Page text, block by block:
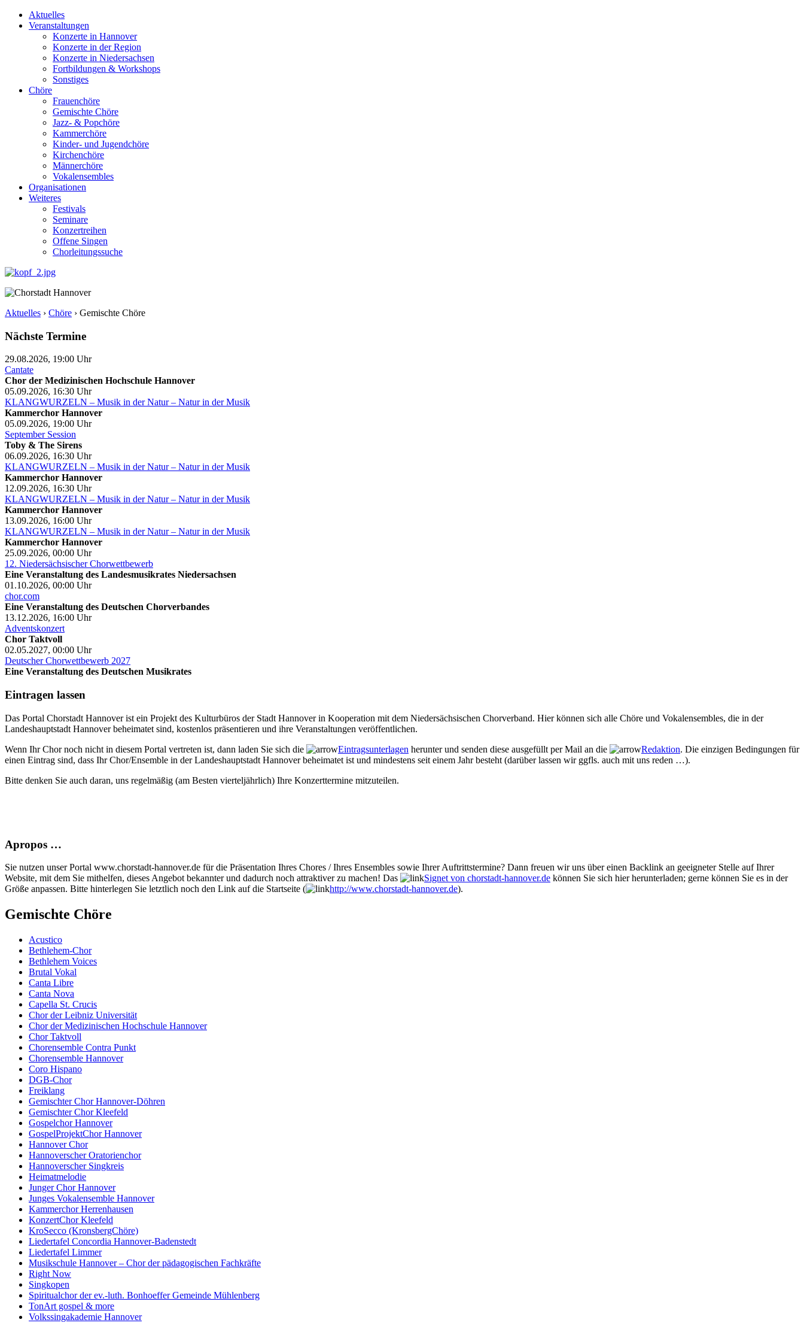
Aktuelles
Veranstaltungen
Konzerte in Hannover
Konzerte in der Region
Konzerte in Niedersachsen
Fortbildungen & Workshops
Sonstiges
Chöre
Frauenchöre
Gemischte Chöre
Jazz- & Popchöre
Kammerchöre
Kinder- und Jugendchöre
Kirchenchöre
Männerchöre
Vokalensembles
Organisationen
Weiteres
Festivals
Seminare
Konzertreihen
Offene Singen
Chorleitungssuche
Aktuelles › Chöre › Gemischte Chöre
Nächste Termine
29.08.2026, 19:00 Uhr
Cantate
Chor der Medizinischen Hochschule Hannover
05.09.2026, 16:30 Uhr
KLANGWURZELN – Musik in der Natur – Natur in der Musik
Kammerchor Hannover
05.09.2026, 19:00 Uhr
September Session
Toby & The Sirens
06.09.2026, 16:30 Uhr
KLANGWURZELN – Musik in der Natur – Natur in der Musik
Kammerchor Hannover
12.09.2026, 16:30 Uhr
KLANGWURZELN – Musik in der Natur – Natur in der Musik
Kammerchor Hannover
13.09.2026, 16:00 Uhr
KLANGWURZELN – Musik in der Natur – Natur in der Musik
Kammerchor Hannover
25.09.2026, 00:00 Uhr
12. Niedersächsischer Chorwettbewerb
Eine Veranstaltung des Landesmusikrates Niedersachsen
01.10.2026, 00:00 Uhr
chor.com
Eine Veranstaltung des Deutschen Chorverbandes
13.12.2026, 16:00 Uhr
Adventskonzert
Chor Taktvoll
02.05.2027, 00:00 Uhr
Deutscher Chorwettbewerb 2027
Eine Veranstaltung des Deutschen Musikrates
Eintragen lassen
Das Portal Chorstadt Hannover ist ein Projekt des Kulturbüros der Stadt Hannover in Kooperation mit dem Niedersächsischen Chorverband. Hier können sich alle Chöre und Vokalensembles, die in der
Landeshauptstadt Hannover beheimatet sind, kostenlos präsentieren und ihre Veranstaltungen veröffentlichen.
Wenn Ihr Chor noch nicht in diesem Portal vertreten ist, dann laden Sie sich die
Eintragsunterlagen herunter und senden diese ausgefüllt per Mail an die Redaktion. Die einzigen Bedingungen für
einen Eintrag sind, dass Ihr Chor/Ensemble in der Landeshauptstadt Hannover beheimatet ist und mindestens seit einem Jahr besteht (darüber lassen wir ggfls. auch mit uns reden …).
Bitte denken Sie auch daran, uns regelmäßig (am Besten vierteljährlich) Ihre Konzerttermine mitzuteilen.
Apropos …
Sie nutzen unser Portal www.chorstadt-hannover.de für die Präsentation Ihres Chores / Ihres Ensembles sowie Ihrer Auftrittstermine? Dann freuen wir uns über einen Backlink an geeigneter Stelle auf Ihrer
Website, mit dem Sie mithelfen, dieses Angebot bekannter und dadurch noch attraktiver zu machen! Das
Signet von chorstadt-hannover.de können Sie sich hier herunterladen; gerne können Sie es in der
Größe anpassen. Bitte hinterlegen Sie letztlich noch den Link auf die Startseite (
http://www.chorstadt-hannover.de).
Gemischte Chöre
Acustico
Bethlehem-Chor
Bethlehem Voices
Brutal Vokal
Canta Libre
Canta Nova
Capella St. Crucis
Chor der Leibniz Universität
Chor der Medizinischen Hochschule Hannover
Chor Taktvoll
Chorensemble Contra Punkt
Chorensemble Hannover
Coro Hispano
DGB-Chor
Freiklang
Gemischter Chor Hannover-Döhren
Gemischter Chor Kleefeld
Gospelchor Hannover
GospelProjektChor Hannover
Hannover Chor
Hannoverscher Oratorienchor
Hannoverscher Singkreis
Heimatmelodie
Junger Chor Hannover
Junges Vokalensemble Hannover
Kammerchor Herrenhausen
KonzertChor Kleefeld
KroSecco (KronsbergChöre)
Liedertafel Concordia Hannover-Badenstedt
Liedertafel Limmer
Musikschule Hannover – Chor der pädagogischen Fachkräfte
Right Now
Singkopen
Spiritualchor der ev.-luth. Bonhoeffer Gemeinde Mühlenberg
TonArt gospel & more
Volkssingakademie Hannover